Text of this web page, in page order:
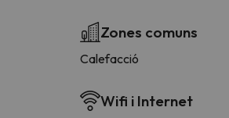
Zones comuns
Calefacció
Wifi i Internet